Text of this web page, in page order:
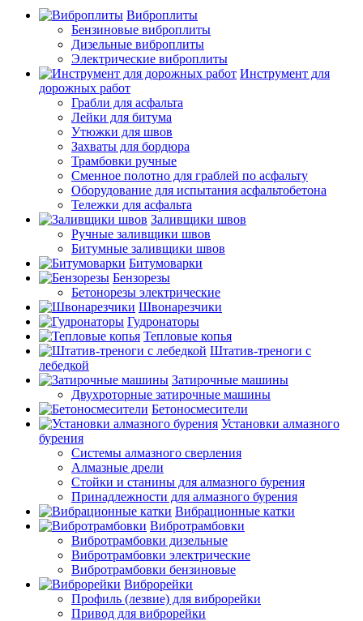
Виброплиты
Бензиновые виброплиты
Дизельные виброплиты
Электрические виброплиты
Инструмент для
дорожных работ
Грабли для асфальта
Лейки для битума
Утюжки для швов
Захваты для бордюра
Трамбовки ручные
Сменное полотно для граблей по асфальту
Оборудование для испытания асфальтобетона
Тележки для асфальта
Заливщики швов
Ручные заливщики швов
Битумные заливщики швов
Битумоварки
Бензорезы
Бетонорезы электрические
Швонарезчики
Гудронаторы
Тепловые копья
Штатив-треноги с
лебедкой
Затирочные машины
Двухроторные затирочные машины
Бетоносмесители
Установки алмазного
бурения
Системы алмазного сверления
Алмазные дрели
Стойки и станины для алмазного бурения
Принадлежности для алмазного бурения
Вибрационные катки
Вибротрамбовки
Вибротрамбовки дизельные
Вибротрамбовки электрические
Вибротрамбовки бензиновые
Виброрейки
Профиль (лезвие) для виброрейки
Привод для виброрейки